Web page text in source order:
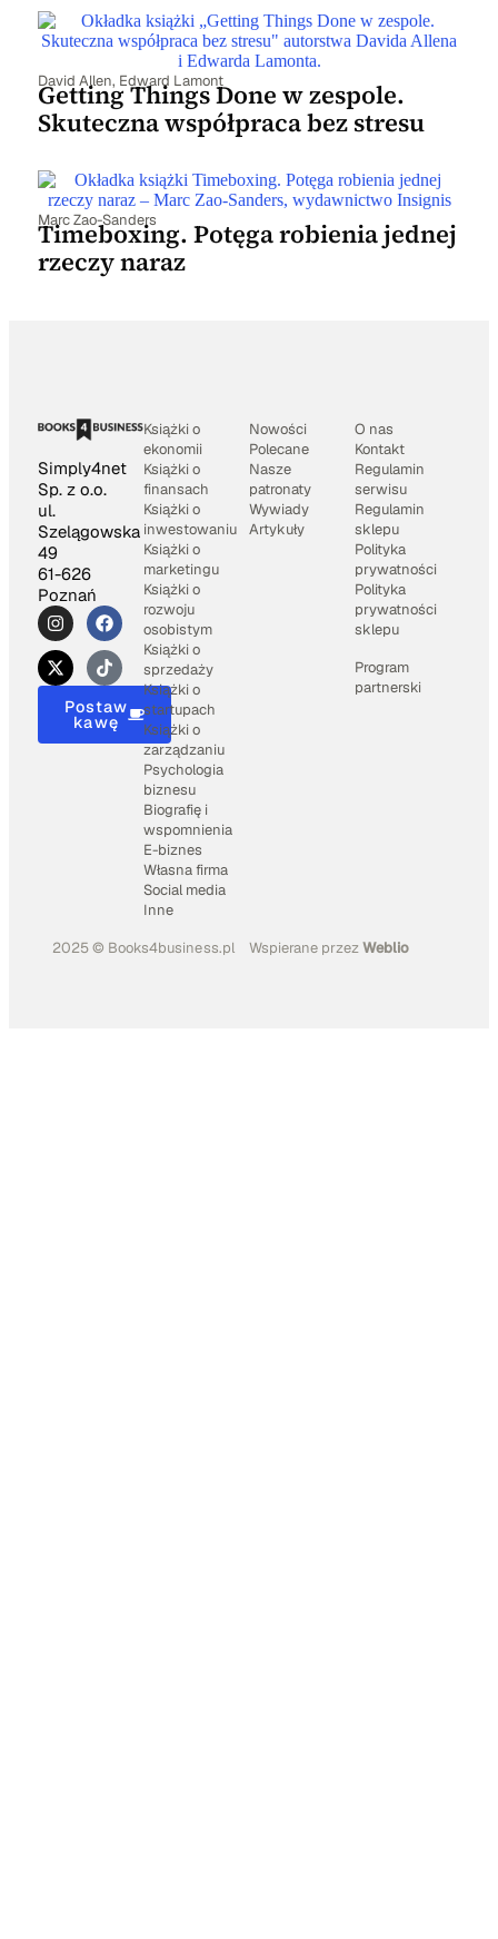
David Allen, Edward Lamont
Getting Things Done w zespole.
Skuteczna współpraca bez stresu
Marc Zao-Sanders
Timeboxing. Potęga robienia jednej
rzeczy naraz
Simply4net
Sp. z o.o.
ul.
Szelągowska
49
61-626
Poznań
Postaw
kawę
Książki o
ekonomii
Książki o
finansach
Książki o
inwestowaniu
Książki o
marketingu
Książki o
rozwoju
osobistym
Książki o
sprzedaży
Książki o
startupach
Książki o
zarządzaniu
Psychologia
biznesu
Biografię i
wspomnienia
E-biznes
Własna firma
Social media
Inne
Nowości
Polecane
Nasze
patronaty
Wywiady
Artykuły
O nas
Kontakt
Regulamin
serwisu
Regulamin
sklepu
Polityka
prywatności
Polityka
prywatności
sklepu
Program
partnerski
2025 © Books4business.pl Wspierane przezWeblio